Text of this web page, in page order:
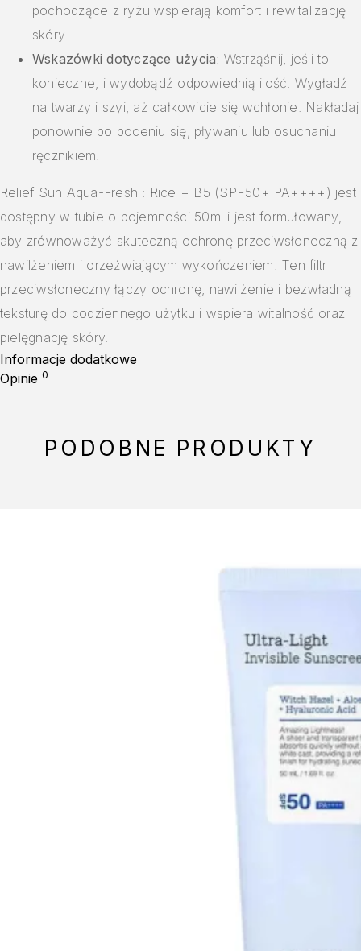
pochodzące z ryżu wspierają komfort i rewitalizację
skóry.
Wskazówki dotyczące użycia: Wstrząśnij, jeśli to
konieczne, i wydobądź odpowiednią ilość. Wygładź
na twarzy i szyi, aż całkowicie się wchłonie. Nakładaj
ponownie po poceniu się, pływaniu lub osuchaniu
ręcznikiem.
Relief Sun Aqua-Fresh : Rice + B5 (SPF50+ PA++++) jest
dostępny w tubie o pojemności 50ml i jest formułowany,
aby zrównoważyć skuteczną ochronę przeciwsłoneczną z
nawilżeniem i orzeźwiającym wykończeniem. Ten filtr
przeciwsłoneczny łączy ochronę, nawilżenie i bezwładną
teksturę do codziennego użytku i wspiera witalność oraz
pielęgnację skóry.
Informacje dodatkowe
Opinie 0
PODOBNE PRODUKTY